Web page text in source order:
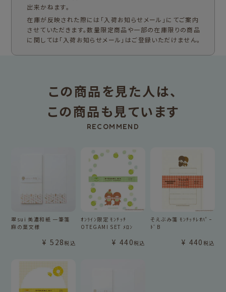
出来かねます。
在庫が反映された際には「入荷お知らせメール」にてご案内
させていただきます。数量限定商品や一部の在庫限りの商品
に関しては「入荷お知らせメール」はご登録いただけません。
この商品を見た人は、
この商品も見ています
RECOMMEND
翠sui 美濃和紙 一筆箋
麻の葉文様
¥ 528税込
ｵﾝﾗｲﾝ限定 ﾓﾝﾁｯﾁ
OTEGAMI SET ﾒﾛﾝ
¥ 440税込
そえぶみ箋 ﾓﾝﾁｯﾁﾚｵﾊﾟｰ
ﾄﾞB
¥ 440 税込